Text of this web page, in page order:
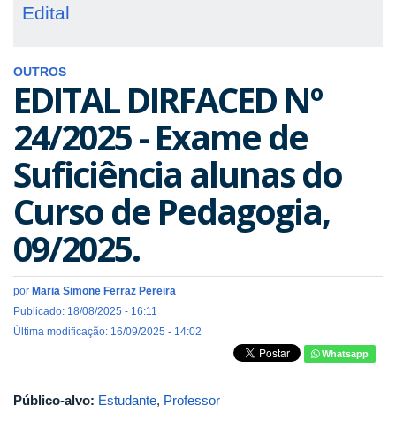
Edital
OUTROS
EDITAL DIRFACED Nº
24/2025 - Exame de
Suficiência alunas do
Curso de Pedagogia,
09/2025.
por Maria Simone Ferraz Pereira
Publicado: 18/08/2025 - 16:11
Última modificação: 16/09/2025 - 14:02
Whatsapp
Público-alvo: Estudante, Professor